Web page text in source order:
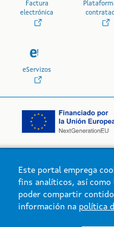
Factura
electrónica
eServizos
Logo da Xunta de
Este portal emprega
fins analíticos, así
poder compartir
información na política